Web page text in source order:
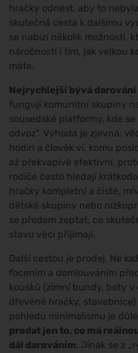
hračky odnést, aby to
skutečná cesta k dalšímu
se nabízí několik možností,
náročností i tím, jak velkou
máte.
Nejrychlejší bývá darování
fungují komunitní skupiny
sousedské platformy, kde
odvoz". Výhoda je zjevná:
hodin a člověk ví, komu
až překvapivě efektivní,
rodiče často hledají
hračky kompletní a čisté,
dětské skupiny nebo
se předem zeptat, co
stavu věci přijímají.
Další cestou je prodej. Ne
focením a domlouváním
kousků (zimní bundy, boty
dřevěné hračky,
pohledu minimalismu je
prodat jen to, co má
dál darováním. Jinak se z